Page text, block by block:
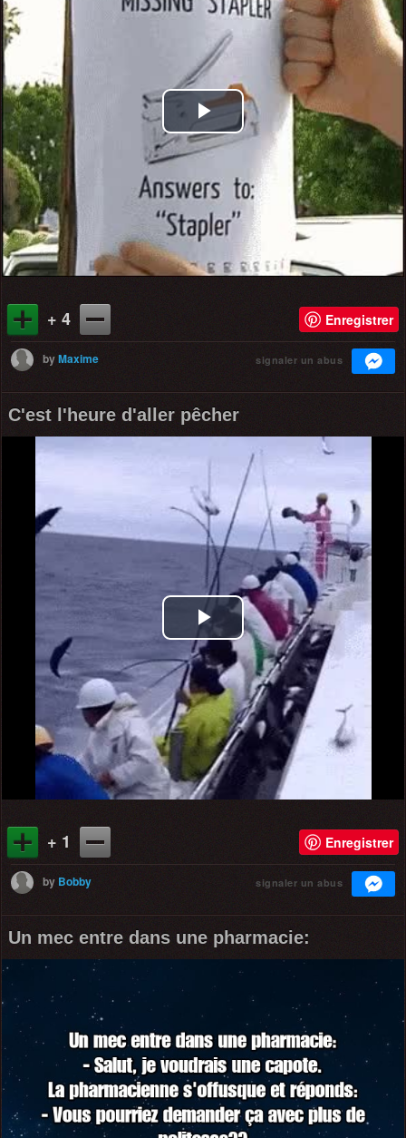
Play
Video
+ 4 Enregistrer
byMaxime signaler un abus
C'est l'heure d'aller pêcher
Play
Video
+ 1 Enregistrer
by Bobby signaler un abus
Un mec entre dans une pharmacie: